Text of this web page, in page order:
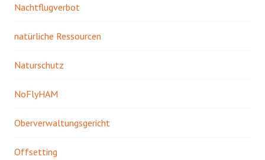
Nachtflugverbot
natürliche Ressourcen
Naturschutz
NoFlyHAM
Oberverwaltungsgericht
Offsetting